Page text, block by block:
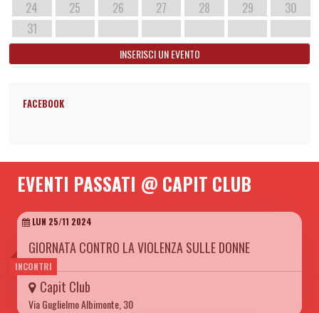
24 25 26 27 28 29
30
31
INSERISCI UN EVENTO
FACEBOOK
EVENTI PASSATI @ CAPIT CLUB
INCONTRI
LUN 25/11 2024
GIORNATA CONTRO LA VIOLENZA SULLE DONNE
Capit Club
Via Guglielmo Albimonte, 30